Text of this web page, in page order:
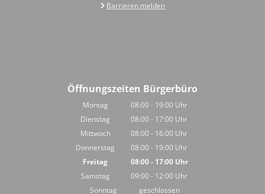
Barrieren melden
Öffnungszeiten Bürgerbüro
Montag 08:00- 19:00 Uhr
Von 08:00 bis 19:00 Uhr
Dienstag 08:00- 17:00 Uhr
Von 08:00 bis 17:00 Uhr
Mittwoch 08:00- 16:00 Uhr
Von 08:00 bis 16:00 Uhr
Donnerstag 08:00- 19:00 Uhr
Von 08:00 bis 19:00 Uhr
Freitag 08:00- 17:00Uhr
Von 08:00 bis 17:00 Uhr
Samstag 09:00- 12:00 Uhr
Von 09:00 bis 12:00 Uhr
Sonntag geschlossen